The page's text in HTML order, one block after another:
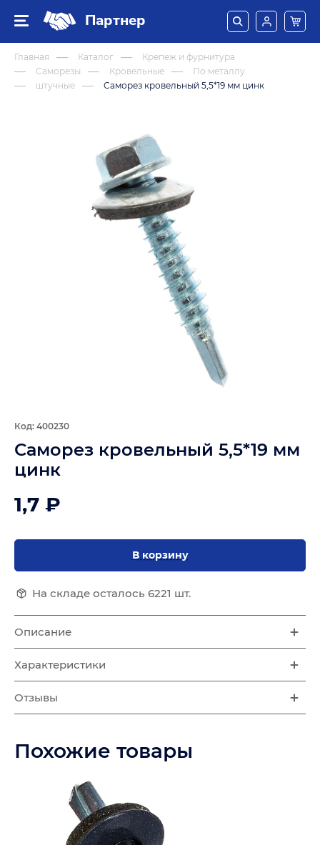
Партнер
Главная Каталог
Крепеж и фурнитура
Саморезы
Кровельные
По металлу
штучные
Саморез кровельный 5,5*19 мм цинк
Код: 400230
Саморез кровельный 5,5*19 мм
цинк
1,7 ₽
В корзину
На складе осталось 6221 шт.
Описание
Характеристики
Отзывы
Похожие товары